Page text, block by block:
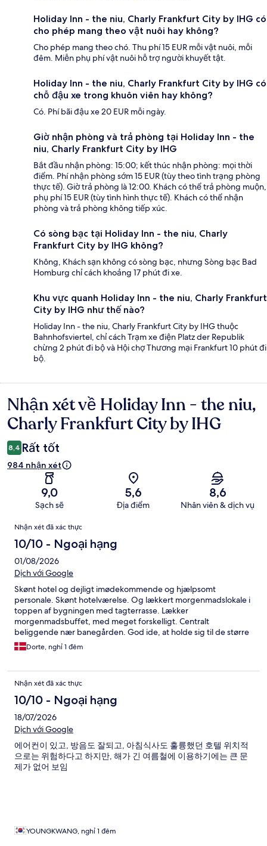
Holiday Inn - the niu, Charly Frankfurt City by IHG có
cho phép mang theo vật nuôi hay không?
Cho phép mang theo chó. Thu phí 15 EUR mỗi vật nuôi, mỗi
đêm. Miễn phụ phí vật nuôi hỗ trợ người khuyết tật.
Holiday Inn - the niu, Charly Frankfurt City by IHG có
chỗ đậu xe trong khuôn viên hay không?
Có. Phí bãi đậu xe 20 EUR mỗi ngày.
Giờ nhận phòng và trả phòng tại Holiday Inn - the
niu, Charly Frankfurt City by IHG
Bắt đầu nhận phòng: 15:00; kết thúc nhận phòng: mọi thời
điểm. Phí nhận phòng sớm 15 EUR (tùy theo tình trạng phòng
thực tế). Giờ trả phòng là 12:00. Khách có thể trả phòng muộn,
phụ phí 15 EUR (tùy tình hình thực tế). Khách có thể nhận
phòng và trả phòng không tiếp xúc.
Có sòng bạc tại Holiday Inn - the niu, Charly
Frankfurt City by IHG không?
Không, Khách sạn không có sòng bạc, nhưng Sòng bạc Bad
Homburg chỉ cách khoảng 17 phút đi xe.
Khu vực quanh Holiday Inn - the niu, Charly Frankfurt
City by IHG như thế nào?
Holiday Inn - the niu, Charly Frankfurt City by IHG thuộc
Bahnhofsviertel, chỉ cách Trạm xe điện Platz der Republik
chừng 2 phút đi bộ và Hội chợ Thương mại Frankfurt 10 phút đi
bộ.
Nhận
xét
Nhận xét về Holiday Inn - the niu,
Charly Frankfurt City by IHG
8,4 Rất tốt
984 nhận xét
9,0
Sạch sẽ
5,6
Địa điểm
8,6
Nhân viên & dịch vụ
Nhận
xét
Nhận xét đã xác thực
10/10 - Ngoại hạng
01/08/2026
Dịch với Google
Skønt hotel og dejligt imødekommende og hjælpsomt
personale. Skønt hotelværelse. Og lækkert morgenmadslokale i
toppen af bygningen med tagterrasse. Lækker
morgenmadsbuffet, med meget forskelligt. Centralt
beliggende nær banegården. God ide, at holde sig til de større
gader, når man går i området.
Dorte, nghỉ 1 đêm
Nhận xét đã xác thực
10/10 - Ngoại hạng
18/07/2026
Dịch với Google
에어컨이 있고, 방음도 잘되고, 아침식사도 훌륭했던 호텔 위치적
으로는 위험하다고 하지만, 해가 긴 여름철에 이용하기에는 큰 문
제가 없어 보임
YOUNGKWANG, nghỉ 1 đêm